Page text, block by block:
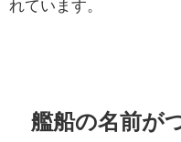
れています。
艦船の名前が